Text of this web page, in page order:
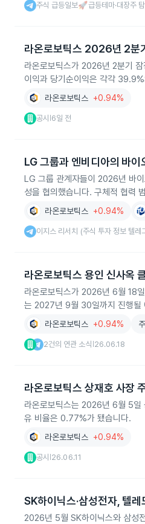
주식 급등일보🚀급등테마·대장주
라온로보틱스 2026년 2분
라온로보틱스가 2026년 2분기
이익과 당기순이익은 각각
라온로보틱스 +0.94%
공시 6일 전
LG 그룹과 엔비디아의 바이
LG 그룹 관계자들이 2026년 바
성을 협의했습니다. 구체적 협력
라온로보틱스 +0.94%
이지스 리서치 (주식 투자 정보 텔레
라온로보틱스 용인 신사옥
라온로보틱스가 2026년 6월 18
는 2027년 9월 30일까지 진행될
라온로보틱스 +0.94%
2건의 연관 소식 26.06.18
라온로보틱스 상재호 사장
라온로보틱스는 2026년 6월 5일
유 비율은 0.77%가 됐습니다.
라온로보틱스 +0.94%
공시 26.06.11
SK하이닉스·삼성전자, 텔
2026년 5월 SK하이닉스와 삼성